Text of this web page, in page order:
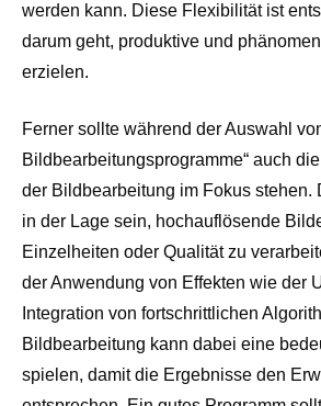
werden kann. Diese Flexibilität ist
darum geht, produktive und
erzielen.
Ferner sollte während der Auswahl
Bildbearbeitungsprogramme“ auch
der Bildbearbeitung im Fokus stehen.
in der Lage sein, hochauflösende
Einzelheiten oder Qualität zu
der Anwendung von Effekten wie der
Integration von fortschrittlichen
Bildbearbeitung kann dabei eine
spielen, damit die Ergebnisse den